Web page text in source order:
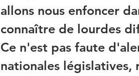
allons nous enfoncer
connaître de lourdes
Ce n'est pas faute
nationales législatives,